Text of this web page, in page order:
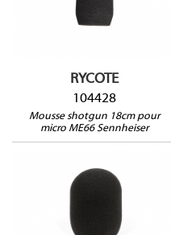
RYCOTE
104428
Mousse shotgun 18cm pour
micro ME66 Sennheiser